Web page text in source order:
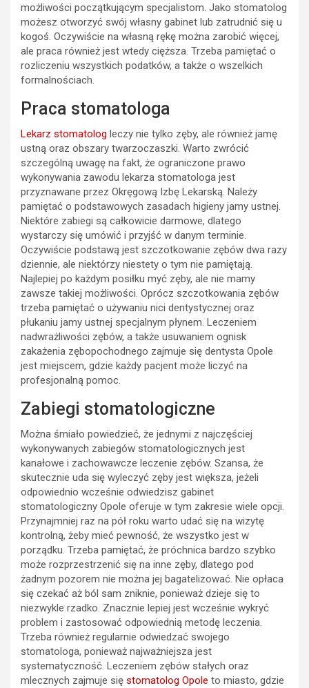
możliwości początkującym specjalistom. Jako stomatolog
możesz otworzyć swój własny gabinet lub zatrudnić się u
kogoś. Oczywiście na własną rękę można zarobić więcej,
ale praca również jest wtedy cięższa. Trzeba pamiętać o
rozliczeniu wszystkich podatków, a także o wszelkich
formalnościach.
Praca stomatologa
Lekarz stomatolog leczy nie tylko zęby, ale również jamę
ustną oraz obszary twarzoczaszki. Warto zwrócić
szczególną uwagę na fakt, że ograniczone prawo
wykonywania zawodu lekarza stomatologa jest
przyznawane przez Okręgową Izbę Lekarską. Należy
pamiętać o podstawowych zasadach higieny jamy ustnej.
Niektóre zabiegi są całkowicie darmowe, dlatego
wystarczy się umówić i przyjść w danym terminie.
Oczywiście podstawą jest szczotkowanie zębów dwa razy
dziennie, ale niektórzy niestety o tym nie pamiętają.
Najlepiej po każdym posiłku myć zęby, ale nie mamy
zawsze takiej możliwości. Oprócz szczotkowania zębów
trzeba pamiętać o używaniu nici dentystycznej oraz
płukaniu jamy ustnej specjalnym płynem. Leczeniem
nadwrażliwości zębów, a także usuwaniem ognisk
zakażenia zębopochodnego zajmuje się dentysta Opole
jest miejscem, gdzie każdy pacjent może liczyć na
profesjonalną pomoc.
Zabiegi stomatologiczne
Można śmiało powiedzieć, że jednymi z najczęściej
wykonywanych zabiegów stomatologicznych jest
kanałowe i zachowawcze leczenie zębów. Szansa, że
skutecznie uda się wyleczyć zęby jest większa, jeżeli
odpowiednio wcześnie odwiedzisz gabinet
stomatologiczny Opole oferuje w tym zakresie wiele opcji.
Przynajmniej raz na pół roku warto udać się na wizytę
kontrolną, żeby mieć pewność, że wszystko jest w
porządku. Trzeba pamiętać, że próchnica bardzo szybko
może rozprzestrzenić się na inne zęby, dlatego pod
żadnym pozorem nie można jej bagatelizować. Nie opłaca
się czekać aż ból sam zniknie, ponieważ dzieje się to
niezwykle rzadko. Znacznie lepiej jest wcześnie wykryć
problem i zastosować odpowiednią metodę leczenia.
Trzeba również regularnie odwiedzać swojego
stomatologa, ponieważ najważniejsza jest
systematyczność. Leczeniem zębów stałych oraz
mlecznych zajmuje się stomatolog Opole to miasto, gdzie